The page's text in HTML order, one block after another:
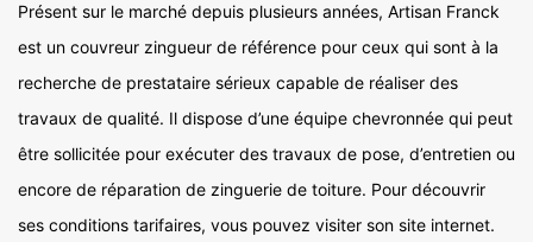
Présent sur le marché depuis plusieurs années, Artisan Franck
est un couvreur zingueur de référence pour ceux qui sont à la
recherche de prestataire sérieux capable de réaliser des
travaux de qualité. Il dispose d’une équipe chevronnée qui peut
être sollicitée pour exécuter des travaux de pose, d’entretien ou
encore de réparation de zinguerie de toiture. Pour découvrir
ses conditions tarifaires, vous pouvez visiter son site internet.